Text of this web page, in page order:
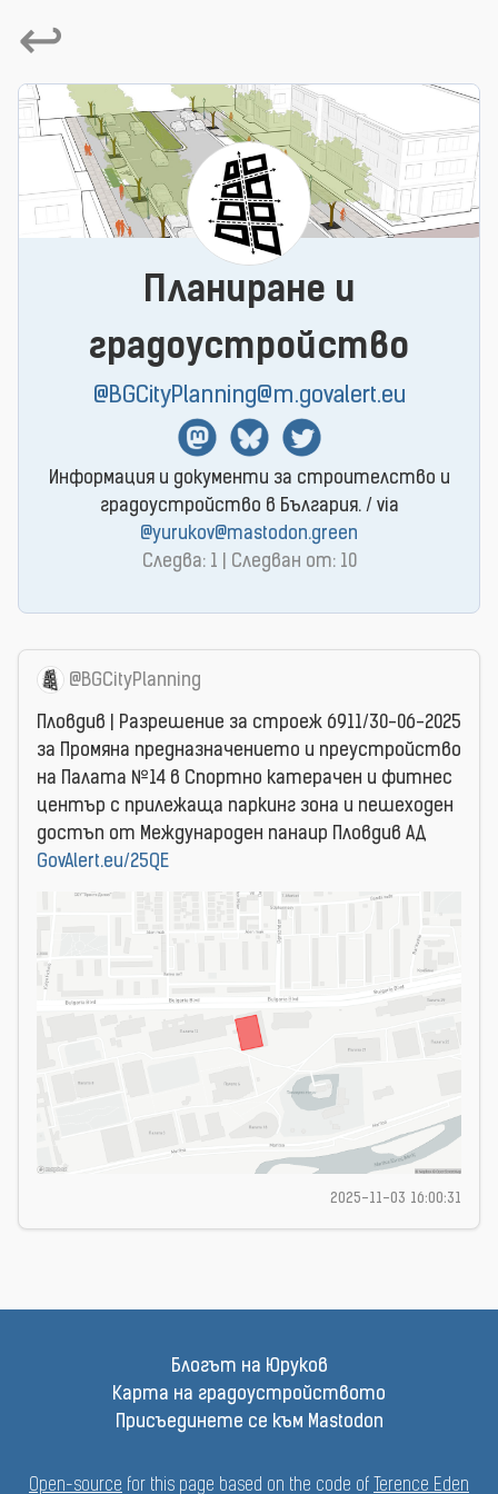
↩
Планиране и
градоустройство
@BGCityPlanning@m.govalert.eu
MastodonBlueSkyTwitter
Информация и документи за строителство и
градоустройство в България. / via
@yurukov@mastodon.green
Следва: 1 | Следван от: 10
@BGCityPlanning
Пловдив | Разрешение за строеж 6911/30-06-2025
за Промяна предназначението и преустройство
на Палата №14 в Спортно катерачен и фитнес
център с прилежаща паркинг зона и пешеходен
достъп от Международен панаир Пловдив АД
GovAlert.eu/25QE
2025-11-03 16:00:31
Блогът на Юруков
Карта на градоустройството
Присъединете се към Mastodon
Open-source for this page based on the code of Terence Eden